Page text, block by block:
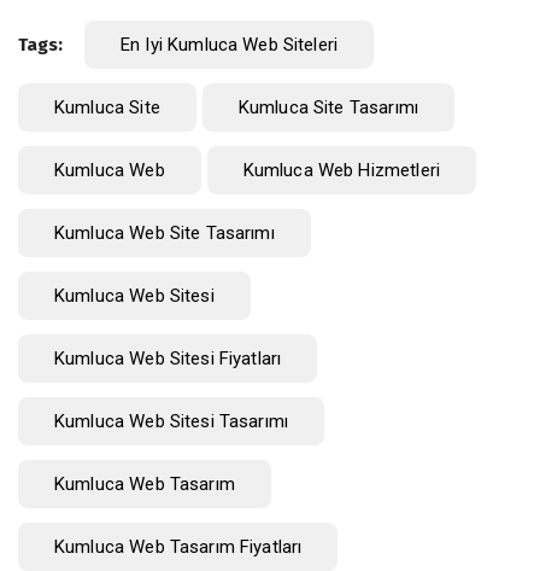
Tags: En Iyi Kumluca Web Siteleri
Kumluca Site Kumluca Site Tasarımı
Kumluca Web Kumluca Web Hizmetleri
Kumluca Web Site Tasarımı
Kumluca Web Sitesi
Kumluca Web Sitesi Fiyatları
Kumluca Web Sitesi Tasarımı
Kumluca Web Tasarım
Kumluca Web Tasarım Fiyatları